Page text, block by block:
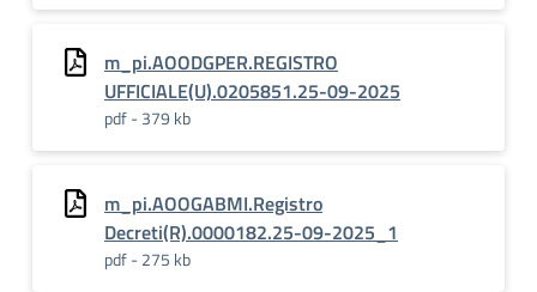
m_pi.AOODGPER.REGISTRO
UFFICIALE(U).0205851.25-09-2025
pdf - 379 kb
m_pi.AOOGABMI.Registro
Decreti(R).0000182.25-09-2025_1
pdf - 275 kb